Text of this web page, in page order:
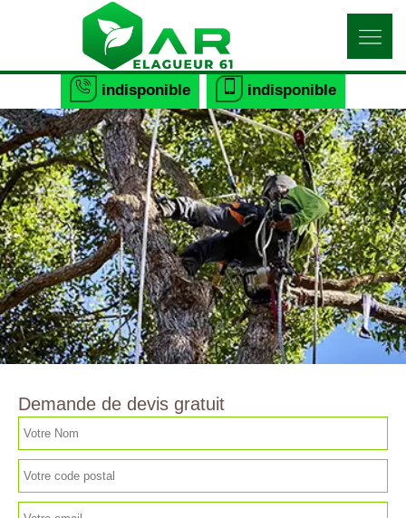
indisponible indisponible
Demande de devis gratuit